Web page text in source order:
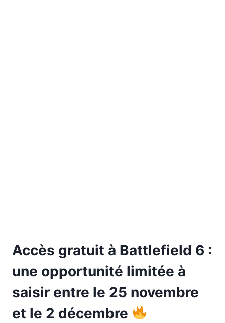
Accès gratuit à Battlefield 6 :
une opportunité limitée à
saisir entre le 25 novembre
et le 2 décembre